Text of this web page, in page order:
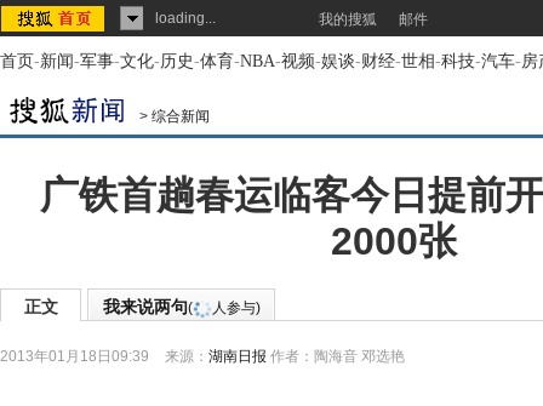
loading... 我的搜狐 邮件
首页-新闻-军事-文化-历史-体育-NBA-视频-娱谈-财经-世相-科技-汽车-房
> 综合新闻
广铁首趟春运临客今日提前
2000张
正文 我来说两句( 人参与)
2013年01月18日09:39 来源： 湖南日报 作者：陶海音 邓选艳